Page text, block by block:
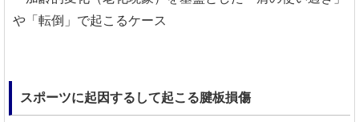
や「転倒」で起こるケース
スポーツに起因するして起こる腱板損傷